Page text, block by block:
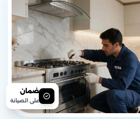
ضمان
على الصيانة